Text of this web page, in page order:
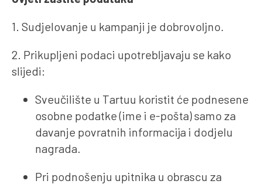
1. Sudjelovanje u kampanji je dobrovoljno.
2. Prikupljeni podaci upotrebljavaju se kako
slijedi:
Sveučilište u Tartuu koristit će podnesene
osobne podatke (ime i e-pošta) samo za
davanje povratnih informacija i dodjelu
nagrada.
Pri podnošenju upitnika u obrascu za